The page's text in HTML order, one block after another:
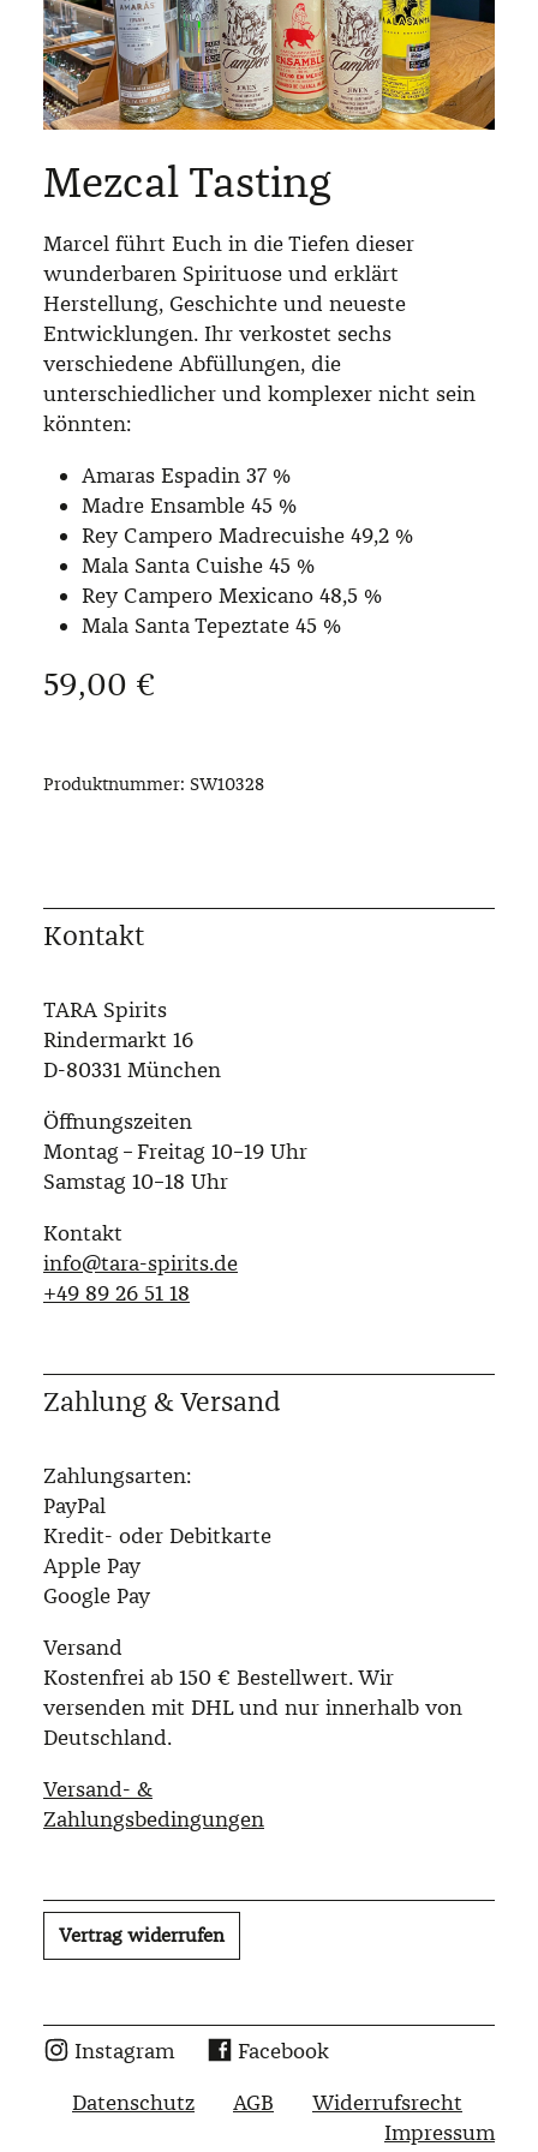
Mezcal Tasting
Marcel führt Euch in die Tiefen dieser
wunderbaren Spirituose und erklärt
Herstellung, Geschichte und neueste
Entwicklungen. Ihr verkostet sechs
verschiedene Abfüllungen, die
unterschiedlicher und komplexer nicht sein
könnten:
Amaras Espadin 37 %
Madre Ensamble 45 %
Rey Campero Madrecuishe 49,2 %
Mala Santa Cuishe 45 %
Rey Campero Mexicano 48,5 %
Mala Santa Tepeztate 45 %
Regulärer Preis:
59,00 €
Produktnummer: SW10328
Kontakt
TARA Spirits
Rindermarkt 16
D-80331 München
Öffnungszeiten
Montag – Freitag 10–19 Uhr
Samstag 10–18 Uhr
Kontakt
info@tara-spirits.de
‭+49 89 26 51 18‬
Zahlung & Versand
Zahlungsarten:
PayPal
Kredit- oder Debitkarte
Apple Pay
Google Pay
Versand
Kostenfrei ab 150 € Bestellwert. Wir
versenden mit DHL und nur innerhalb von
Deutschland.
Versand- &
Zahlungsbedingungen
Vertrag widerrufen
Instagram
Facebook
Datenschutz
AGB
Widerrufsrecht
Impressum